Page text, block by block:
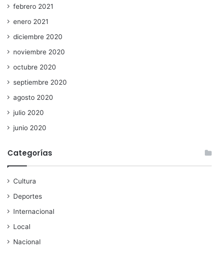
febrero 2021
enero 2021
diciembre 2020
noviembre 2020
octubre 2020
septiembre 2020
agosto 2020
julio 2020
junio 2020
Categorías
Cultura
Deportes
Internacional
Local
Nacional